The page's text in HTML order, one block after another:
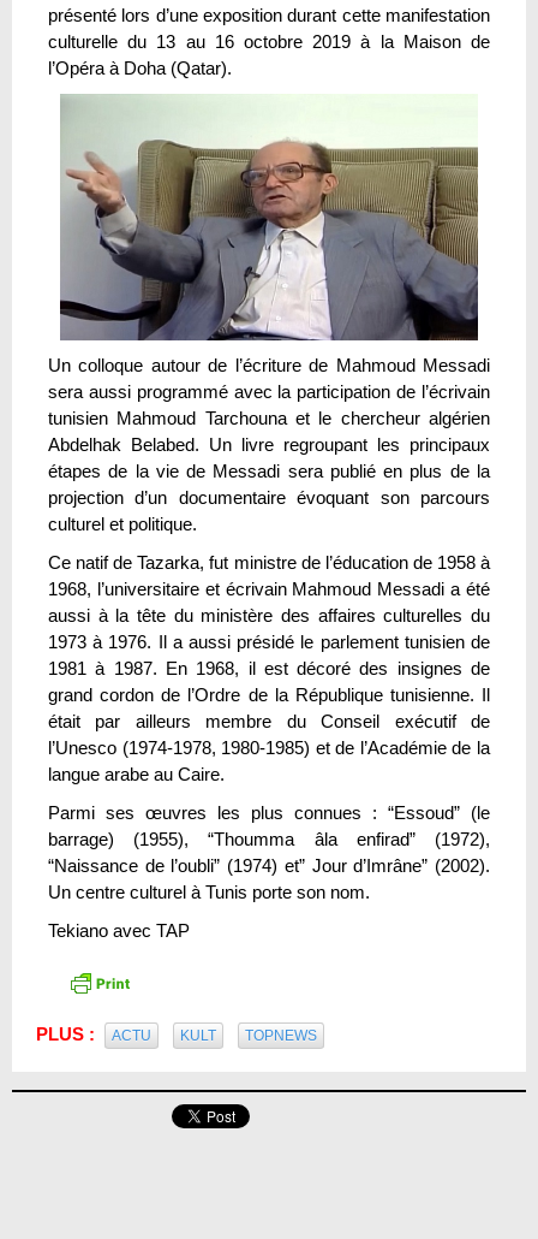
présenté lors d’une exposition durant cette manifestation
culturelle du 13 au 16 octobre 2019 à la Maison de
l’Opéra à Doha (Qatar).
Un colloque autour de l’écriture de Mahmoud Messadi
sera aussi programmé avec la participation de l’écrivain
tunisien Mahmoud Tarchouna et le chercheur algérien
Abdelhak Belabed. Un livre regroupant les principaux
étapes de la vie de Messadi sera publié en plus de la
projection d’un documentaire évoquant son parcours
culturel et politique.
Ce natif de Tazarka, fut ministre de l’éducation de 1958 à
1968, l’universitaire et écrivain Mahmoud Messadi a été
aussi à la tête du ministère des affaires culturelles du
1973 à 1976. Il a aussi présidé le parlement tunisien de
1981 à 1987. En 1968, il est décoré des insignes de
grand cordon de l’Ordre de la République tunisienne. Il
était par ailleurs membre du Conseil exécutif de
l’Unesco (1974-1978, 1980-1985) et de l’Académie de la
langue arabe au Caire.
Parmi ses œuvres les plus connues : “Essoud” (le
barrage) (1955), “Thoumma âla enfirad” (1972),
“Naissance de l’oubli” (1974) et” Jour d’Imrâne” (2002).
Un centre culturel à Tunis porte son nom.
Tekiano avec TAP
PLUS : ACTU KULT TOPNEWS